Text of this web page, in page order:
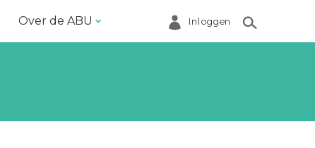
Over de ABU
Helpdesk
Inloggen